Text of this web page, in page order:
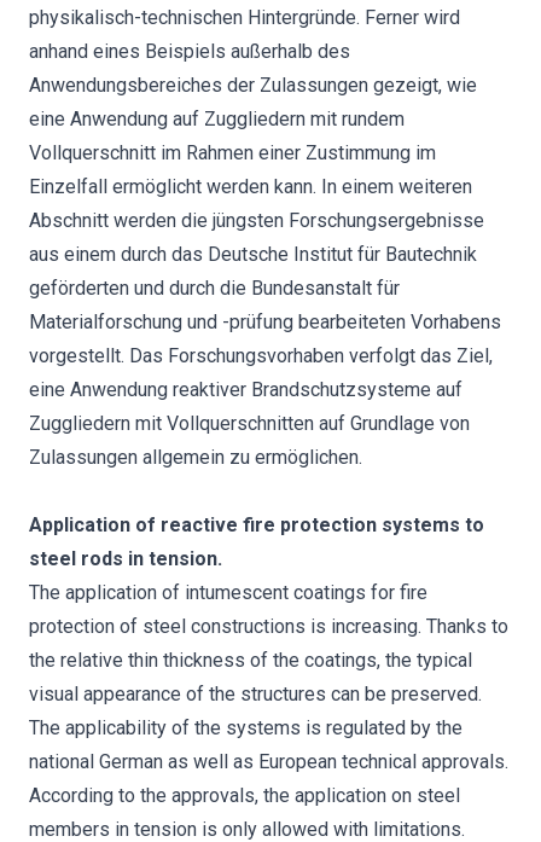
physikalisch-technischen Hintergründe. Ferner wird
anhand eines Beispiels außerhalb des
Anwendungsbereiches der Zulassungen gezeigt, wie
eine Anwendung auf Zuggliedern mit rundem
Vollquerschnitt im Rahmen einer Zustimmung im
Einzelfall ermöglicht werden kann. In einem weiteren
Abschnitt werden die jüngsten Forschungsergebnisse
aus einem durch das Deutsche Institut für Bautechnik
geförderten und durch die Bundesanstalt für
Materialforschung und -prüfung bearbeiteten Vorhabens
vorgestellt. Das Forschungsvorhaben verfolgt das Ziel,
eine Anwendung reaktiver Brandschutzsysteme auf
Zuggliedern mit Vollquerschnitten auf Grundlage von
Zulassungen allgemein zu ermöglichen.
Application of reactive fire protection systems to
steel rods in tension.
The application of intumescent coatings for fire
protection of steel constructions is increasing. Thanks to
the relative thin thickness of the coatings, the typical
visual appearance of the structures can be preserved.
The applicability of the systems is regulated by the
national German as well as European technical approvals.
According to the approvals, the application on steel
members in tension is only allowed with limitations.